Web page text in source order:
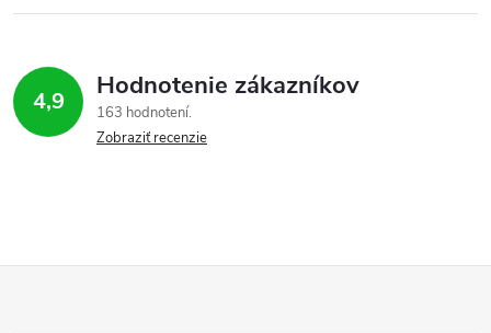
4,9 Hodnotenie zákazníkov
163 hodnotení
Zobraziť recenzie